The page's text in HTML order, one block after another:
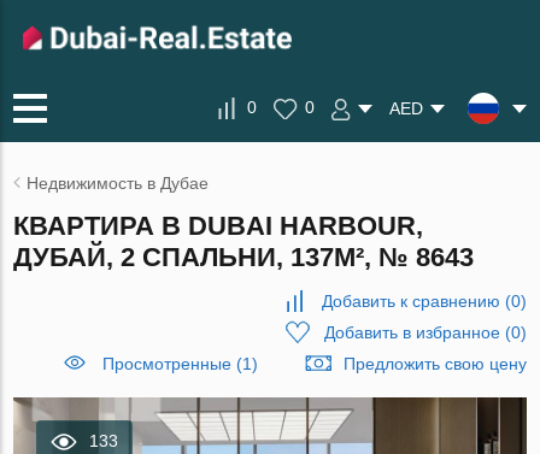
0 0 AED
Недвижимость в Дубае
КВАРТИРА В DUBAI HARBOUR,
ДУБАЙ, 2 СПАЛЬНИ, 137М², № 8643
Добавить к сравнению (0)
Добавить в избранное(0)
Просмотренные (1)
Предложить свою цену
133